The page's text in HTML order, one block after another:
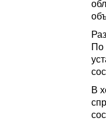
По
В